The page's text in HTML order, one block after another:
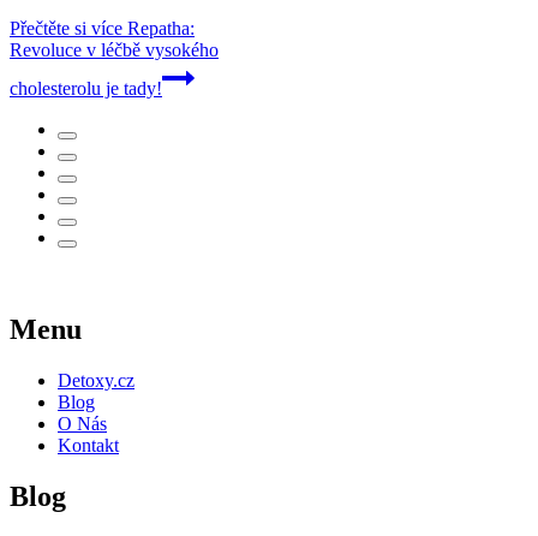
Přečtěte si více Repatha:
Revoluce v léčbě vysokého
cholesterolu je tady!
Menu
Detoxy.cz
Blog
O Nás
Kontakt
Blog